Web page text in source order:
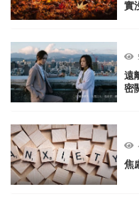
實
遠
密
焦